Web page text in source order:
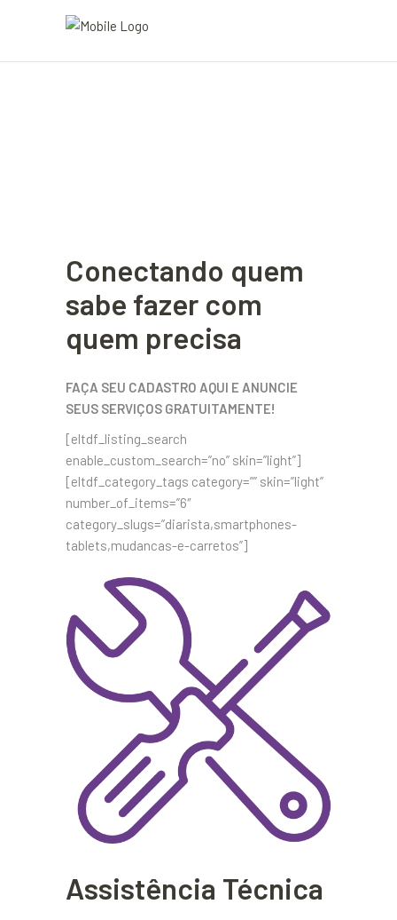
Conectando quem
sabe fazer com
quem precisa
FAÇA SEU CADASTRO AQUI E ANUNCIE
SEUS SERVIÇOS GRATUITAMENTE!
[eltdf_listing_search
enable_custom_search=”no” skin=”light”]
[eltdf_category_tags category=”” skin=”light”
number_of_items=”6″
category_slugs=”diarista,smartphones-
tablets,mudancas-e-carretos”]
Assistência Técnica